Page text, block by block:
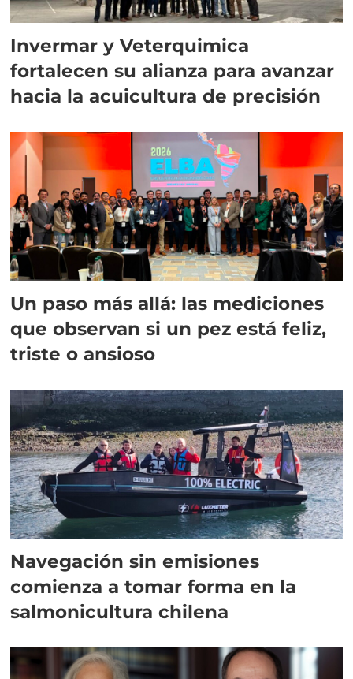
Invermar y Veterquimica
fortalecen su alianza para avanzar
hacia la acuicultura de precisión
Un paso más allá: las mediciones
que observan si un pez está feliz,
triste o ansioso
Navegación sin emisiones
comienza a tomar forma en la
salmonicultura chilena